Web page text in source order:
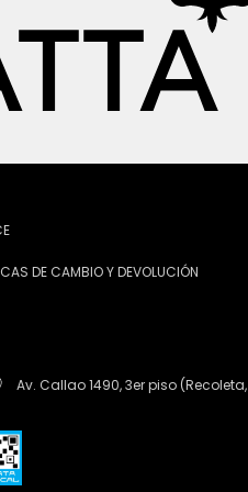
DE CAMBIO Y DEVOLUCIÓN
Av. Callao 1490, 3er piso (Recoleta,